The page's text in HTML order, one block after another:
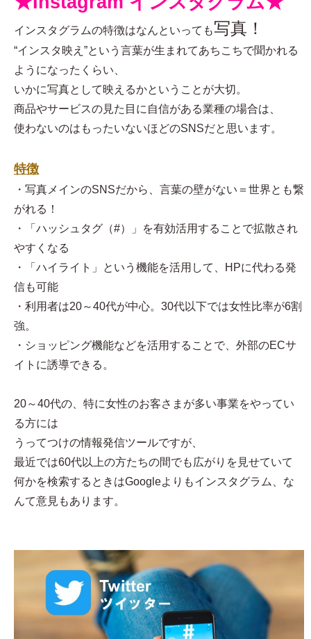
インスタグラムの特徴はなんといっても写真！
“インスタ映え”という言葉が生まれてあちこちで聞かれる
ようになったくらい、
いかに写真として映えるかということが大切。
商品やサービスの見た目に自信がある業種の場合は、
使わないのはもったいないほどのSNSだと思います。
特徴
・写真メインのSNSだから、言葉の壁がない＝世界とも繋
がれる！
・「ハッシュタグ（#）」を有効活用することで拡散され
やすくなる
・「ハイライト」という機能を活用して、HPに代わる発
信も可能
・利用者は20～40代が中心。30代以下では女性比率が6割
強。
・ショッピング機能などを活用することで、外部のECサ
イトに誘導できる。
20～40代の、特に女性のお客さまが多い事業をやってい
る方には
うってつけの情報発信ツールですが、
最近では60代以上の方たちの間でも広がりを見せていて
何かを検索するときはGoogleよりもインスタグラム、な
んて意見もあります。